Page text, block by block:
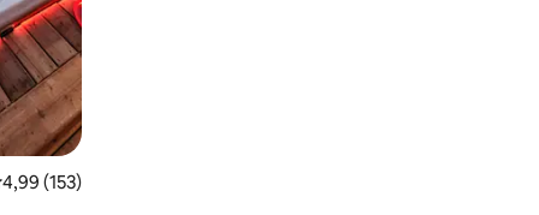
de uma avaliação média de 5, 153 avaliações
4,99 (153)